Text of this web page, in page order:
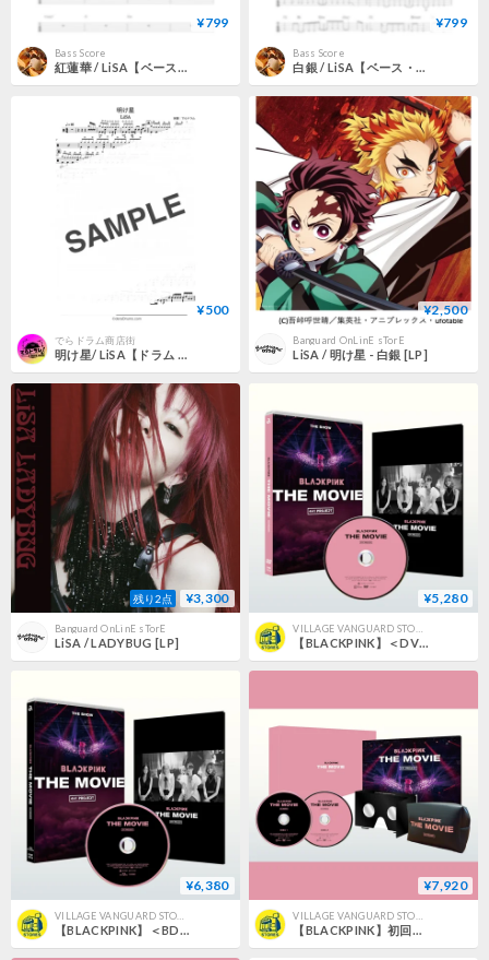
¥799
Bass Score
紅蓮華 / LiSA【ベース・タブ譜】
¥799
Bass Score
白銀 / LiSA【ベース・タブ譜】
¥500
でらドラム商店街
明け星/ LiSA【ドラム 譜】
¥2,500
Banguard OnLinE sTorE
LiSA / 明け星 - 白銀 [LP]
残り2点 ¥3,300
Banguard OnLinE sTorE
LiSA / LADYBUG [LP]
¥5,280
【BLACKPINK】＜DVD＞「BLACKPINK THE MOVIE」VVSTORES特典付き
¥6,380
【BLACKPINK】＜BD＞「BLACKPINK THE MOVIE」VVSTORES特典付き
¥7,920
【BLACKPINK】初回生産限定＜DVD＞「BLACKPINK THE MOVIE」VVSTORES特典付き